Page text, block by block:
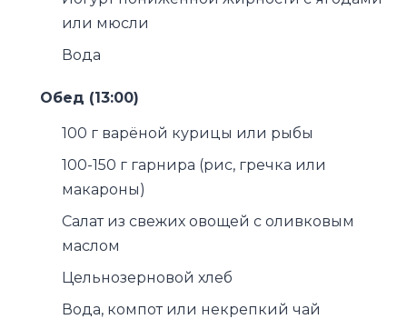
или мюсли
Вода
Обед (13:00)
100 г варёной курицы или рыбы
100-150 г гарнира (рис, гречка или
макароны)
Салат из свежих овощей с оливковым
маслом
Цельнозерновой хлеб
Вода, компот или некрепкий чай